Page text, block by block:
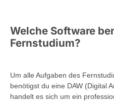
Welche Software
Fernstudium?
Um alle Aufgaben des
benötigst du eine DAW (Digital
handelt es sich um ein